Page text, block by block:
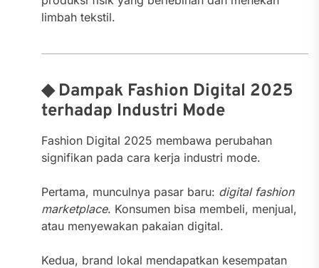
limbah tekstil.
◆ Dampak Fashion Digital 2025
terhadap Industri Mode
Fashion Digital 2025 membawa perubahan
signifikan pada cara kerja industri mode.
Pertama, munculnya pasar baru: digital fashion
marketplace. Konsumen bisa membeli, menjual,
atau menyewakan pakaian digital.
Kedua, brand lokal mendapatkan kesempatan